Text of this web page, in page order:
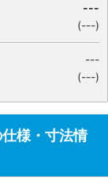
---
(---)
---
(---)
様・寸法情